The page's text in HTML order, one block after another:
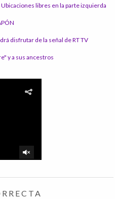
libres en la parte izquierda
disfrutar de la señal de RT TV
y a sus ancestros